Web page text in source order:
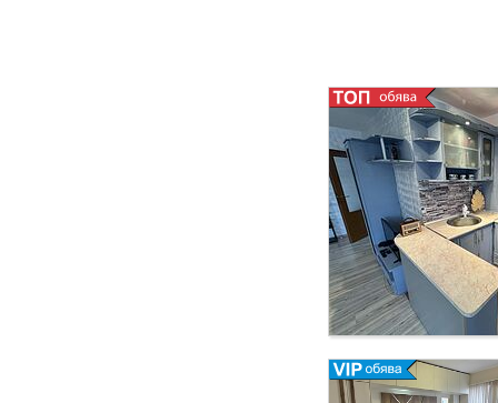
се отоплява/
получите